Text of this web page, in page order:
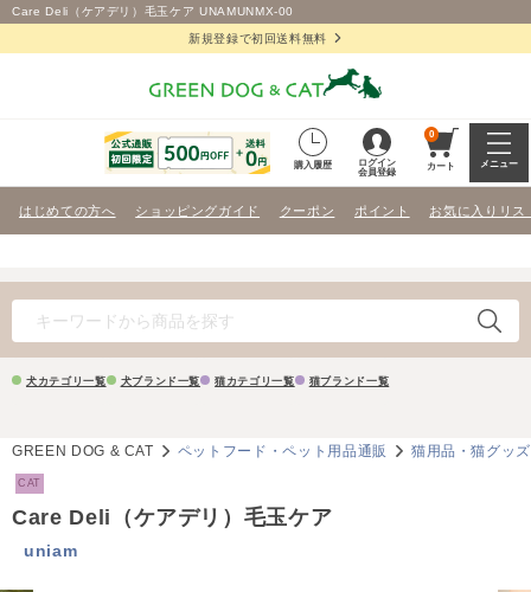
Care Deli（ケアデリ）毛玉ケア UNAMUNMX-00
新規登録で初回送料無料
購入履歴
ログイン
会員登録
0
カート メニュー
はじめての方へ ショッピングガイド クーポン ポイント お気に入りリス
犬カテゴリ一覧 犬ブランド一覧 猫カテゴリ一覧 猫ブランド一覧
GREEN DOG & CAT ペットフード・ペット用品通販 猫用品・猫グッズ
CAT
Care Deli（ケアデリ）毛玉ケア
uniam